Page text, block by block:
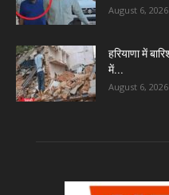
August 6, 2026
हरियाणा में
में...
August 6, 2026